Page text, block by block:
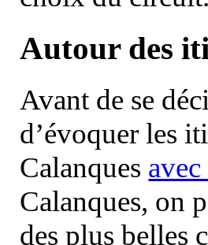
Autour des
Avant de se
d’évoquer les
Calanques
Calanques, on
des plus belles